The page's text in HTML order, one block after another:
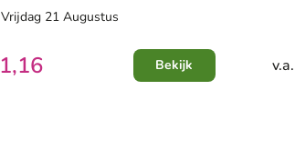
Vrijdag 21 Augustus
1,16 Bekijk v.a.